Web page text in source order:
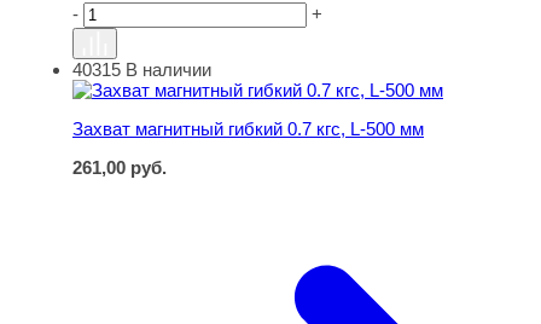
- +
Захват магнитный гибкий 0.7 кгс, L-500 мм
40315 В наличии
Захват магнитный гибкий 0.7 кгс, L-500 мм
261,00 руб.